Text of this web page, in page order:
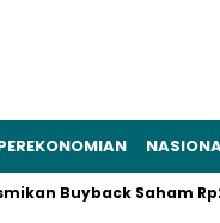
Saham Rp20